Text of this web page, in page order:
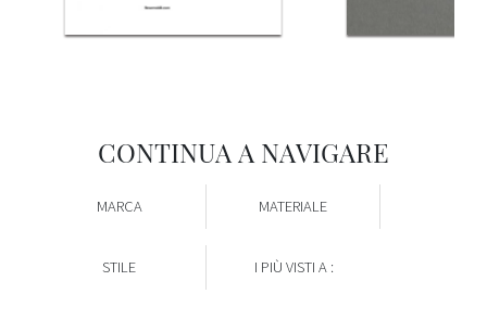
CONTINUA A NAVIGARE
MARCA MATERIALE
STILE I PIÙ VISTI A :